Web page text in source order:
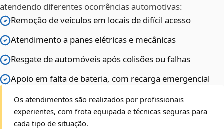
atendendo diferentes ocorrências automotivas:
Remoção de veículos em locais de difícil acesso
Atendimento a panes elétricas e mecânicas
Resgate de automóveis após colisões ou falhas
Apoio em falta de bateria, com recarga emergencial
Os atendimentos são realizados por profissionais
experientes, com frota equipada e técnicas seguras para
cada tipo de situação.